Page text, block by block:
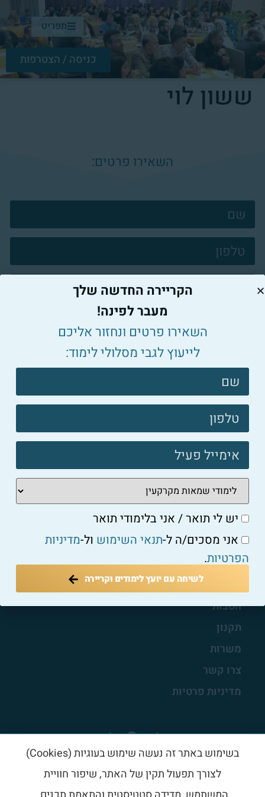
תפריט
כניסה / הצטרפות
ששון לוי
השאירו פרטים:
צרו
קשר
פוטר
יש לי תואר / אני בלימודי תואר
אני מסכים/ה ל-תנאי השימושול-מדיניות
הפרטיות.
עמוד הבית
אודות
מאמרים
חברי הארגון
הטבות
תקנון
משרות
צרו קשר
מדיניות פרטיות
הקריירה החדשה שלך
מעבר לפינה!
השאירו פרטים ונחזור אליכם
לייעוץ לגבי מסלולי לימוד:
צרו
קשר
פוטר
יש לי תואר / אני בלימודי תואר
אני מסכים/ה ל-תנאי השימוש ול-מדיניות
הפרטיות.
לשיחה עם יועץ לימודים וקריירה
בשימוש באתר זה נעשה שימוש בעוגיות (Cookies)
לצורך תפעול תקין של האתר, שיפור חוויית